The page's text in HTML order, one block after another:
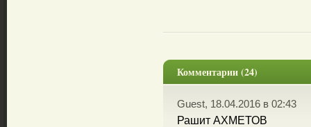
Комментарии (24)
Guest, 18.04.2016 в 02:43
Рашит АХМЕТОВ